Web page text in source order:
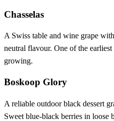
Chasselas
A Swiss table and wine grape
neutral flavour. One of the
growing.
Boskoop Glory
A reliable outdoor black dessert
Sweet blue-black berries in loose